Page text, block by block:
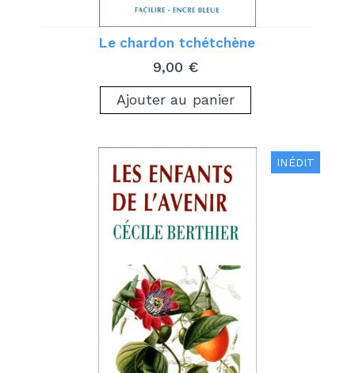
Le chardon tchétchène
Prix
9,00 €
Ajouter au panier
INÉDIT